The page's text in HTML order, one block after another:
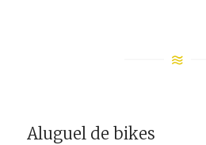
Aluguel de bikes